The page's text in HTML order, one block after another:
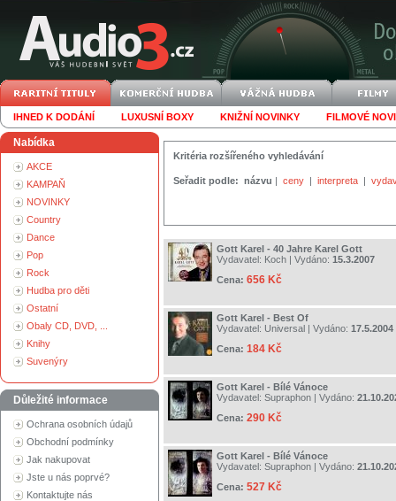
IHNED K DODÁNÍ LUXUSNÍ BOXY KNIŽNÍ NOVINKY FILMOVÉ
Nabídka
AKCE
KAMPAŇ
NOVINKY
Country
Dance
Pop
Rock
Hudba pro děti
Ostatní
Obaly CD, DVD, ...
Knihy
Suvenýry
Důležité informace
Ochrana osobních údajů
Obchodní podmínky
Jak nakupovat
Jste u nás poprvé?
Kontaktujte nás
Kritéria rozšířeného vyhledávání
Seřadit podle: názvu | ceny | interpreta |
Gott Karel - 40 Jahre Karel Gott
Vydavatel: Koch | Vydáno: 15.3.2007
Cena: 656 Kč
Gott Karel - Best Of
Vydavatel: Universal | Vydáno: 17.5.2004
Cena: 184 Kč
Gott Karel - Bílé Vánoce
Vydavatel: Supraphon | Vydáno:
Cena: 290 Kč
Gott Karel - Bílé Vánoce
Vydavatel: Supraphon | Vydáno:
Cena: 527 Kč